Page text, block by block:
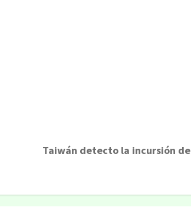
Taiwán detecto la incursión